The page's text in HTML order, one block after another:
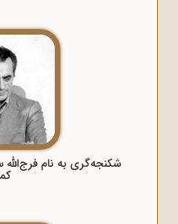
شکنجه‌گری به نام